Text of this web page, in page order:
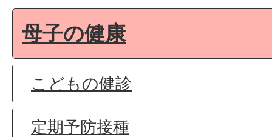
母子の健康
こどもの健診
定期予防接種